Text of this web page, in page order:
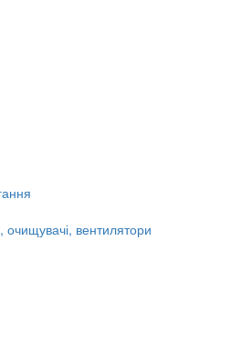
очищувачі, вентилятори